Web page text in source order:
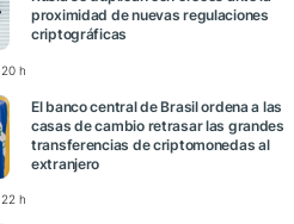
proximidad de nuevas regulaciones
criptográficas
20 h
El banco central de Brasil ordena a las
casas de cambio retrasar las grandes
transferencias de criptomonedas al
extranjero
22 h